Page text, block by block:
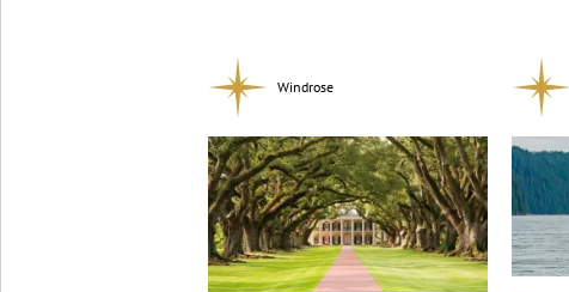
Windrose